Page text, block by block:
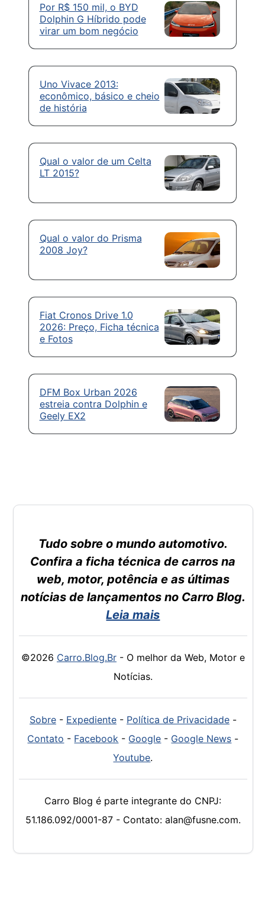
Por R$ 150 mil, o BYD
Dolphin G Híbrido pode
virar um bom negócio
Uno Vivace 2013:
econômico, básico e cheio
de história
Qual o valor de um Celta
LT 2015?
Qual o valor do Prisma
2008 Joy?
Fiat Cronos Drive 1.0
2026: Preço, Ficha técnica
e Fotos
DFM Box Urban 2026
estreia contra Dolphin e
Geely EX2
Tudo sobre o mundo automotivo.
Confira a ficha técnica de carros na
web, motor, potência e as últimas
notícias de lançamentos no Carro Blog.
Leia mais
©2026 Carro.Blog.Br- O melhor da Web, Motor e
Notícias.
Sobre- Expediente- Política de Privacidade-
Contato - Facebook - Google - Google News -
Youtube.
Carro Blog é parte integrante do CNPJ:
51.186.092/0001-87 - Contato: alan@fusne.com.